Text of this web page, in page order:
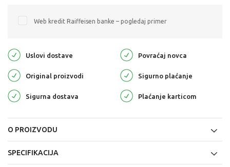
Web kredit Raiffeisen banke – pogledaj primer
Uslovi dostave Povraćaj novca
Original proizvodi Sigurno plaćanje
Sigurna dostava Plaćanje karticom
O PROIZVODU
SPECIFIKACIJA